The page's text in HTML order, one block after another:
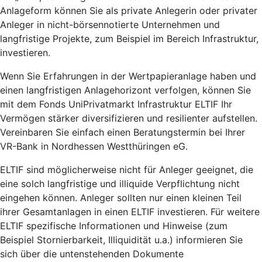
Anlageform können Sie als private Anlegerin oder privater
Anleger in nicht-börsennotierte Unternehmen und
langfristige Projekte, zum Beispiel im Bereich Infrastruktur,
investieren.
Wenn Sie Erfahrungen in der Wertpapieranlage haben und
einen langfristigen Anlagehorizont verfolgen, können Sie
mit dem Fonds UniPrivatmarkt Infrastruktur ELTIF Ihr
Vermögen stärker diversifizieren und resilienter aufstellen.
Vereinbaren Sie einfach einen Beratungstermin bei Ihrer
VR-Bank in Nordhessen Westthüringen eG.
ELTIF sind möglicherweise nicht für Anleger geeignet, die
eine solch langfristige und illiquide Verpflichtung nicht
eingehen können. Anleger sollten nur einen kleinen Teil
ihrer Gesamtanlagen in einen ELTIF investieren. Für weitere
ELTIF spezifische Informationen und Hinweise (zum
Beispiel Stornierbarkeit, Illiquidität u.a.) informieren Sie
sich über die untenstehenden Dokumente